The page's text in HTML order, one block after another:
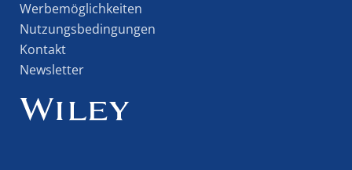
Werbemöglichkeiten
Nutzungsbedingungen
Kontakt
Newsletter